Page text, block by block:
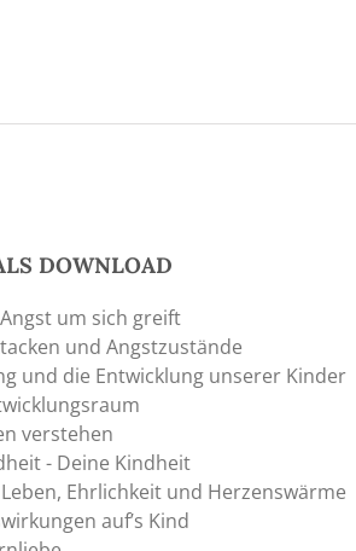
DOWNLOAD
um sich greift
und Angstzustände
und die Entwicklung unserer Kinder
verstehen
- Deine Kindheit
Ehrlichkeit und Herzenswärme
auf’s Kind